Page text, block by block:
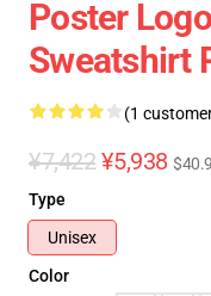
Poster
Sweatshirt
(1
¥7,422 ¥5,938
Type
Unisex
Color